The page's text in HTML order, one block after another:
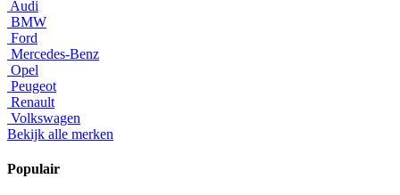
Audi
BMW
Ford
Mercedes-Benz
Opel
Peugeot
Renault
Volkswagen
Bekijk alle merken
Populair